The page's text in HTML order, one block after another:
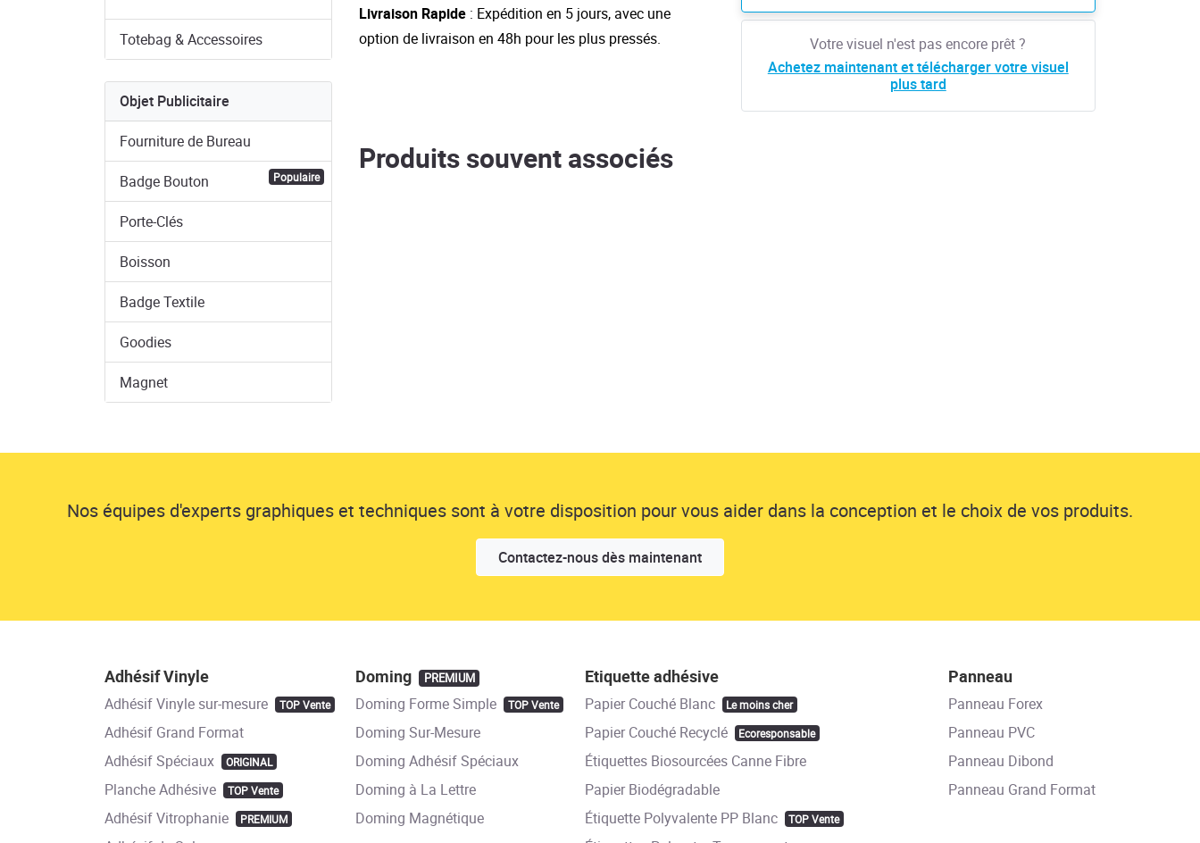
Totebag & Accessoires
Objet Publicitaire
Fourniture de Bureau
Badge Bouton Populaire
Porte-Clés
Boisson
Badge Textile
Goodies
Magnet
Livraison Rapide : Expédition en 5 jours, avec une
option de livraison en 48h pour les plus pressés.
Votre visuel n'est pas encore prêt ?
Achetez maintenant et télécharger votre visuel
plus tard
Produits souvent associés
Nos équipes d'experts graphiques et techniques sont à votre disposition pour vous aider dans la conception et le choix de vos produits.
Contactez-nous dès maintenant
Adhésif Vinyle
Adhésif Vinyle sur-mesure TOP Vente
Adhésif Grand Format
Adhésif Spéciaux
ORIGINAL
Planche Adhésive TOP Vente
Adhésif Vitrophanie PREMIUM
Doming PREMIUM
Doming Forme Simple TOP Vente
Doming Sur-Mesure
Doming Adhésif Spéciaux
Doming à La Lettre
Doming Magnétique
Etiquette adhésive
Papier Couché Blanc Le moins cher
Papier Couché Recyclé Ecoresponsable
Étiquettes Biosourcées Canne Fibre
Papier Biodégradable
Étiquette Polyvalente PP Blanc
TOP Vente
Panneau
Panneau Forex
Panneau PVC
Panneau Dibond
Panneau Grand Format